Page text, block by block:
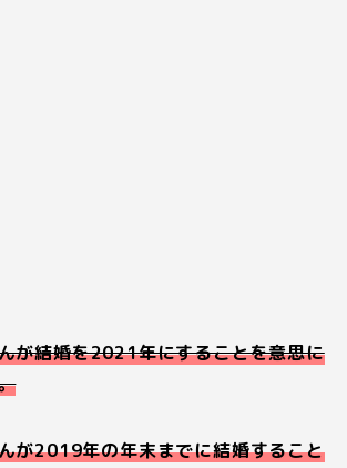
が結婚を2021年にすることを意思に
が2019年の年末までに結婚すること